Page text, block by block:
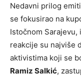
Nedavni prilog
se fokusirao na
Istočnom
reakcije su najviše
aktivistima koji se
Ramiz Salkić,